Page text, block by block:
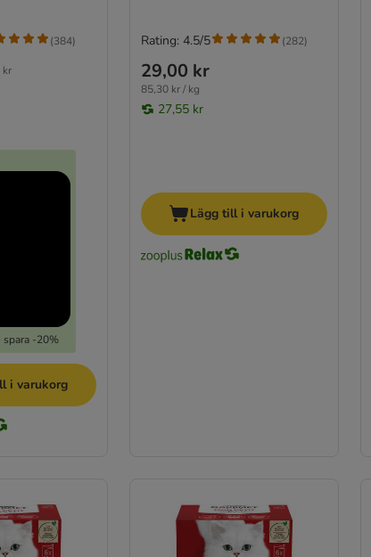
kr
-20%
(384)
i varukorg
29,00 kr
85,30 kr / kg
27,55 kr
Rating: 4.5/5 (282)
Lägg till i varukorg